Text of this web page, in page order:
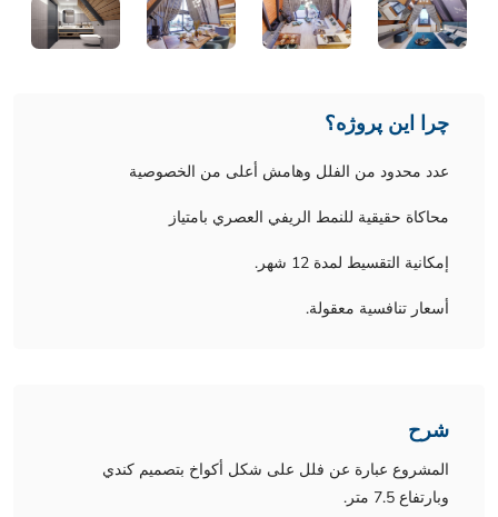
چرا این پروژه؟
عدد محدود من الفلل وهامش أعلى من الخصوصية
محاكاة حقيقية للنمط الريفي العصري بامتياز
إمكانية التقسيط لمدة 12 شهر.
أسعار تنافسية معقولة.
شرح
المشروع عبارة عن فلل على شكل أكواخ بتصميم كندي
وبارتفاع 7.5 متر.